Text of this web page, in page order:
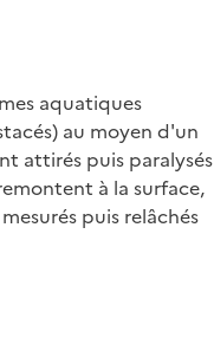
aquatiques
au moyen d'un
attirés puis paralysés
à la surface,
puis relâchés